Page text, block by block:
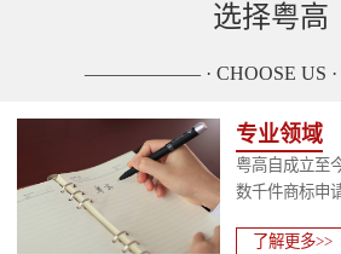
选择粤高
—————— · CHOOSE
专业领域
粤高自成立至
数千件商标申
了解更多>>